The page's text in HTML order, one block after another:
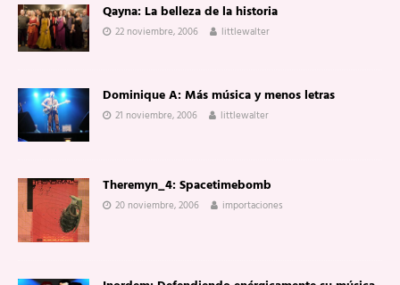
Qayna: La belleza de la historia
22 noviembre, 2006 littlewalter
Dominique A: Más música y menos letras
21 noviembre, 2006 littlewalter
Theremyn_4: Spacetimebomb
20 noviembre, 2006 importaciones